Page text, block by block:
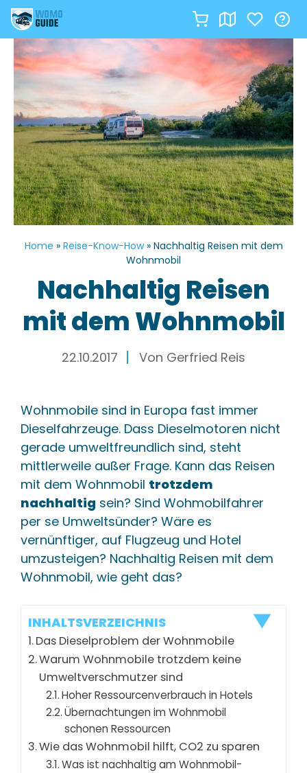
Zum
Inhalt
springen
Home » Reise-Know-How» Nachhaltig Reisen mit dem
Wohnmobil
Nachhaltig Reisen
mit dem Wohnmobil
22.10.2017 Von Gerfried Reis
Wohnmobile sind in Europa fast immer
Dieselfahrzeuge. Dass Dieselmotoren nicht
gerade umweltfreundlich sind, steht
mittlerweile außer Frage. Kann das Reisen
mit dem Wohnmobil trotzdem
nachhaltig sein? Sind Wohmobilfahrer
per se Umweltsünder? Wäre es
vernünftiger, auf Flugzeug und Hotel
umzusteigen? Nachhaltig Reisen mit dem
Wohnmobil, wie geht das?
INHALTSVERZEICHNIS
Das Dieselproblem der Wohnmobile
Warum Wohnmobile trotzdem keine
Umweltverschmutzer sind
Hoher Ressourcenverbrauch in Hotels
Übernachtungen im Wohnmobil
schonen Ressourcen
Wie das Wohnmobil hilft, CO2 zu sparen
Was ist nachhaltig am Wohnmobil-